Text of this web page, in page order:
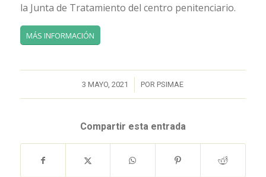
la Junta de Tratamiento del centro penitenciario.
MÁS INFORMACIÓN
3 MAYO, 2021
/ PORPSIMAE
Compartir esta entrada